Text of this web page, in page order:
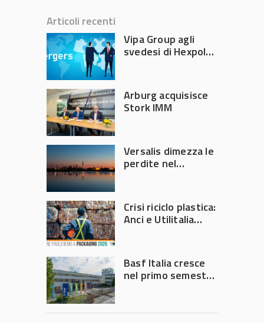
Articoli recenti
Vipa Group agli
svedesi di Hexpol
Arburg acquisisce
Stork IMM
Versalis dimezza le
perdite nel
Crisi riciclo plastica:
Anci e Utilitalia
Governo
Basf Italia cresce
nel primo semestre